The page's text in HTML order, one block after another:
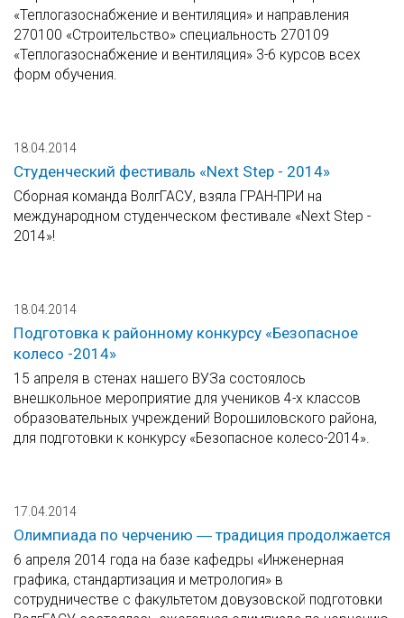
«Теплогазоснабжение и вентиляция» и направления
270100 «Строительство» специальность 270109
«Теплогазоснабжение и вентиляция» 3-6 курсов всех
форм обучения.
18.04.2014
Cтуденческий фестиваль «Next Step - 2014»
Сборная команда ВолгГАСУ, взяла ГРАН-ПРИ на
международном студенческом фестивале «Next Step -
2014»!
18.04.2014
Подготовка к районному конкурсу «Безопасное
колесо -2014»
15 апреля в стенах нашего ВУЗа состоялось
внешкольное мероприятие для учеников 4-х классов
образовательных учреждений Ворошиловского района,
для подготовки к конкурсу «Безопасное колесо-2014».
17.04.2014
Олимпиада по черчению ― традиция продолжается
6 апреля 2014 года на базе кафедры «Инженерная
графика, стандартизация и метрология» в
сотрудничестве с факультетом довузовской подготовки